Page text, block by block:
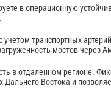
в операционную
учетом транспортных
мостов через
в отдаленном регионе.
Дальнего Востока и